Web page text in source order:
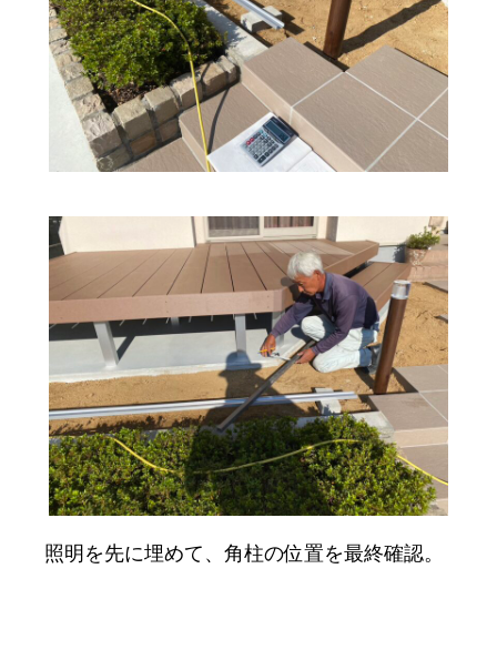
照明を先に埋めて、角柱の位置を最終確認。